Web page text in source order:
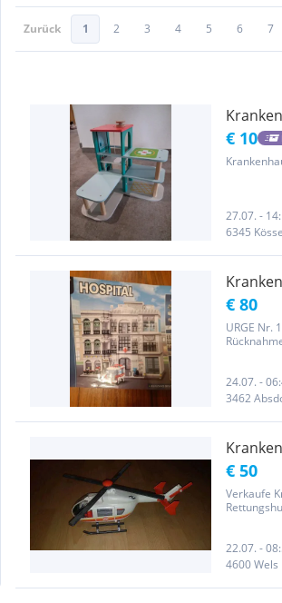
Zurück 1 2 3 4 5 6 7
€ 10
27.07. -
6345
€ 80
URGE Nr.
24.07. -
3462
€ 50
Verkaufe
22.07. -
4600 Wels